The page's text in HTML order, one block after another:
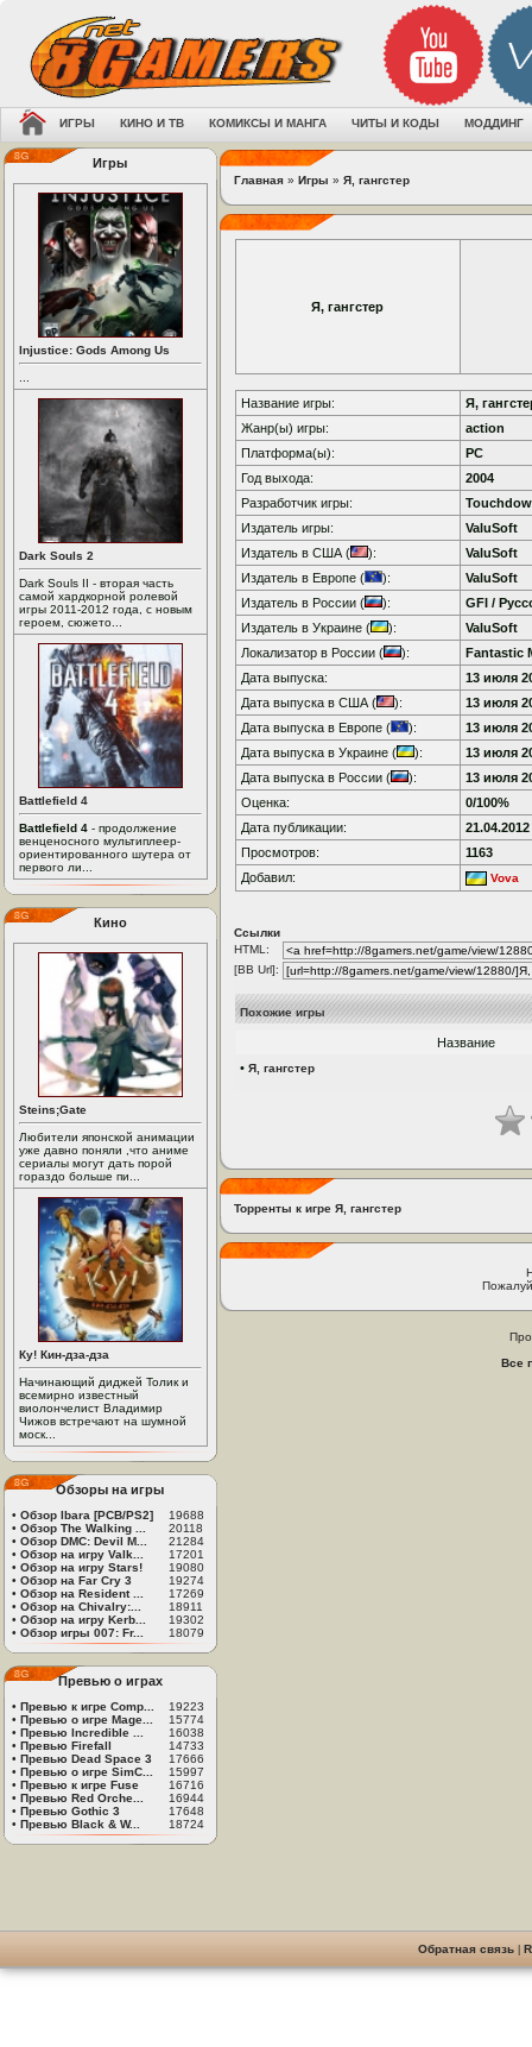
ИГРЫ КИНО И ТВ КОМИКСЫ И МАНГА ЧИТЫ И КОДЫ МОДДИНГ
Игры
Injustice: Gods Among Us
Dark Souls 2
Dark Souls II - вторая часть
самой хардкорной ролевой
игры 2011-2012 года, с новым
героем, сюжето...
Battlefield 4
Battlefield 4 - продолжение
венценосного мультиплеер-
ориентированного шутера от
первого ли...
Кино
Steins;Gate
Любители японской анимации
уже давно поняли ,что аниме
сериалы могут дать порой
гораздо больше пи...
Ку! Кин-дза-дза
Начинающий диджей Толик и
всемирно известный
виолончелист Владимир
Чижов встречают на шумной
моск...
Обзоры на игры
• Обзор Ibara [PCB/PS2]
19688
• Обзор The Walking ...
20118
• Обзор DMC: Devil M...
21284
• Обзор на игру Valk...
17201
• Обзор на игру Stars!
19080
• Обзор на Far Cry 3
19274
• Обзор на Resident ...
17269
• Обзор на Chivalry:...
18911
• Обзор на игру Kerb...
19302
• Обзор игры 007: Fr... 18079
Превью о играх
• Превью к игре Comp...
19223
• Превью о игре Mage...
15774
• Превью Incredible ...
16038
• Превью Firefall
14733
• Превью Dead Space 3
17666
• Превью о игре SimC...
15997
• Превью к игре Fuse
16716
• Превью Red Orche...
16944
• Превью Gothic 3
17648
• Превью Black & W... 18724
Главная » Игры » Я, гангстер
Я, гангстер
Название игры:
Я,
Жанр(ы) игры:
action
Платформа(ы):
PC
Год выхода:
2004
Разработчик игры:
Издатель игры:
ValuSoft
Издатель в США (
):
ValuSoft
Издатель в Европе (
):
ValuSoft
Издатель в России (
):
GFI /
Издатель в Украине (
):
ValuSoft
Локализатор в России (
):
Fantastic
Дата выпуска:
13 июля
Дата выпуска в США (
):
13 июля
Дата выпуска в Европе (
):
13 июля
Дата выпуска в Украине (
):
13 июля
Дата выпуска в России (
):
13 июля
Оценка:
0/100%
Дата публикации:
21.04.2012
Просмотров:
1163
Добавил:
Vova
Ссылки
HTML:
[BB Url]:
Похожие игры
Название
• Я, гангстер
Торренты к игре Я, гангстер
Все
Обратная связь